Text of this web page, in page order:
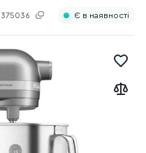
375036 Є в наявності